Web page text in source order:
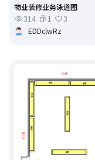
物业装修业务泳道图
314
1
3
EDDclwRz